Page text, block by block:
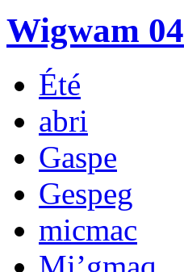
Wigwam 04
Été
abri
Gaspe
Gespeg
micmac